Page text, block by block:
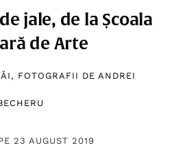
jale, de la Școala
de Arte
, FOTOGRAFII DEANDREI
23 AUGUST 2019